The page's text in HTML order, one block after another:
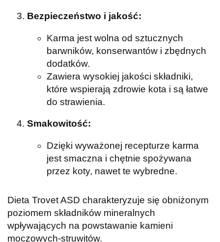
Bezpieczeństwo i jakość:
Karma jest wolna od sztucznych
barwników, konserwantów i zbędnych
dodatków.
Zawiera wysokiej jakości składniki,
które wspierają zdrowie kota i są łatwe
do strawienia.
Smakowitość:
Dzięki wyważonej recepturze karma
jest smaczna i chętnie spożywana
przez koty, nawet te wybredne.
Dieta Trovet ASD charakteryzuje się obniżonym
poziomem składników mineralnych
wpływających na powstawanie kamieni
moczowych-struwitów.